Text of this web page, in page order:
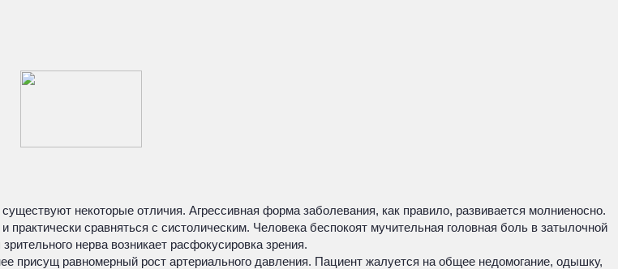
некоторые отличия. Агрессивная форма заболевания, как правило, развивается молниеносно.
сравняться с систолическим. Человека беспокоят мучительная головная боль в затылочной
нерва возникает расфокусировка зрения.
присущ равномерный рост артериального давления. Пациент жалуется на общее недомогание, одышку,